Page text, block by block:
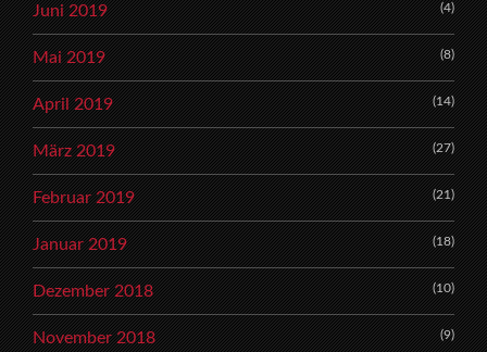
Juni 2019 (4)
Mai 2019 (8)
April 2019 (14)
März 2019 (27)
Februar 2019 (21)
Januar 2019 (18)
Dezember 2018 (10)
November 2018 (9)